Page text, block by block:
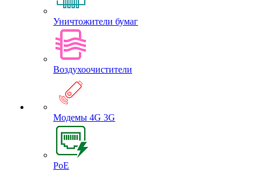
Уничтожители бумаг
Воздухоочистители
Модемы 4G 3G
PoE